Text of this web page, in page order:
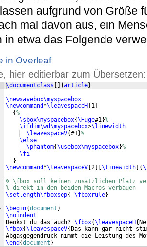
aufgrund von Größe
mal davon aus, ein
in etwa das Folgende
in Overleaf
hier editierbar zum Übersetzen:
\documentclass {article}
\newsavebox\myspacebox
\newcommand *\leavespaceH 1
{%
\sbox\myspacebox{\Huge#1}%
\ifdim\wd\myspacebox>\linewidth
\leavespaceV{#1}%
\else
\phantom{\usebox\myspacebox}%
\fi
}
\newcommand *\leavespaceV 2 \linewidth {
% \fbox soll keinen zusätzlichen Platz
% direkt in den beiden Macros verbauen
\setlength\fboxsep{ -\fboxrule}
\begin{document }
\noindent
Denkst du das auch? \fbox{\leavespaceH{
\fbox{\leavespaceV{ Das kann gar nicht
Abgasgegendruck nimmt die Leistung des
\end {document }